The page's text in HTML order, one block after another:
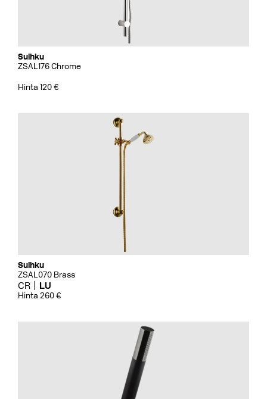
Suihku
ZSAL176 Chrome
Hinta 120 €
Suihku
ZSAL070 Brass
CR LU
Hinta 260 €